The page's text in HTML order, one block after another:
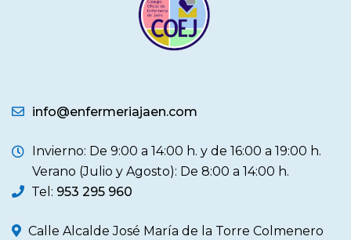
info@enfermeriajaen.com
Invierno: De 9:00 a 14:00 h. y de 16:00 a 19:00 h.
Verano (Julio y Agosto): De 8:00 a 14:00 h.
Tel: 953 295 960
Calle Alcalde José María de la Torre Colmenero